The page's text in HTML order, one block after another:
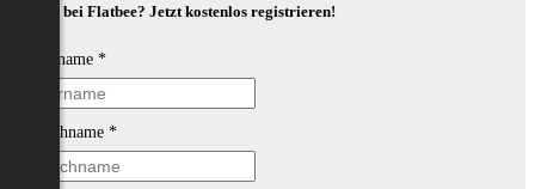
Neu bei Flatbee? Jetzt kostenlos registrieren!
Vorname *
Nachname *